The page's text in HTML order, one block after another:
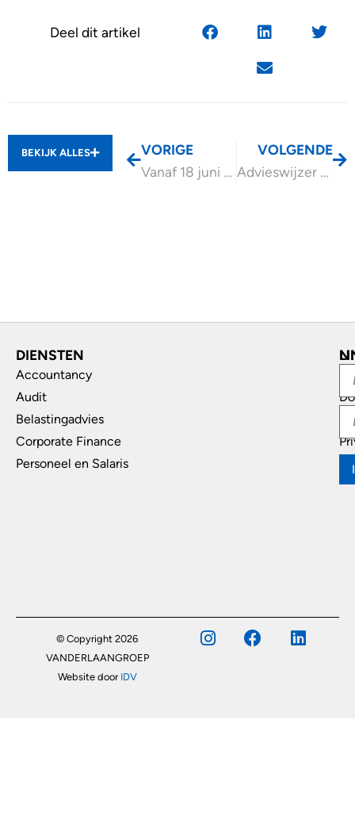
Deel dit artikel
BEKIJK ALLES
VORIGE
Vanaf 18 juni 2024 subsidie Omschakeling Plasticverwerkers
VOLGENDE
Advieswijzer Aandachtspunten werken met zelfstandigen
DIENSTEN
Accountancy
Audit
Belastingadvies
Corporate Finance
Personeel en Salaris
© Copyright 2026
VANDERLAANGROEP
Website door IDV